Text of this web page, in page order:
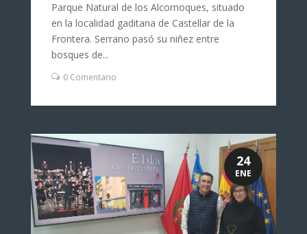
Parque Natural de los Alcornoques, situado
en la localidad gaditana de Castellar de la
Frontera. Serrano pasó su niñez entre
bosques de...
0 Comentario
24
ENE